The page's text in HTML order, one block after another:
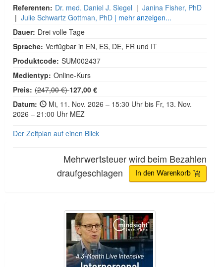
Referenten: Dr. med. Daniel J. Siegel | Janina Fisher, PhD
| Julie Schwartz Gottman, PhD | mehr anzeigen...
Dauer: Drei volle Tage
Sprache: Verfügbar in EN, ES, DE, FR und IT
Produktcode: SUM002437
Medientyp: Online-Kurs
Preis: Normalpreis:
(247,00 €)127,00 €
Datum:
Mi, 11. Nov. 2026 – 15:30 Uhr bis Fr, 13. Nov.
2026 – 21:00 Uhr MEZ
Der Zeitplan auf einen Blick
Mehrwertsteuer wird beim Bezahlen
draufgeschlagen
In den Warenkorb
Zertifizierungskurs „Interpersonelle